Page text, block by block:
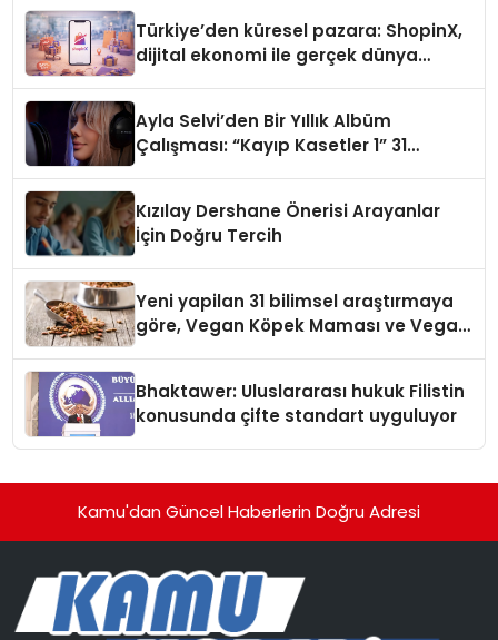
Türkiye’den küresel pazara: ShopinX,
dijital ekonomi ile gerçek dünya
Ayla Selvi’den Bir Yıllık Albüm
Çalışması: “Kayıp Kasetler 1” 31
Kızılay Dershane Önerisi Arayanlar
İçin Doğru Tercih
Yeni yapilan 31 bilimsel araştırmaya
göre, Vegan Köpek Maması ve Vegan
Bhaktawer: Uluslararası hukuk Filistin
konusunda çifte standart uyguluyor
Kamu'dan Güncel Haberlerin Doğru Adresi